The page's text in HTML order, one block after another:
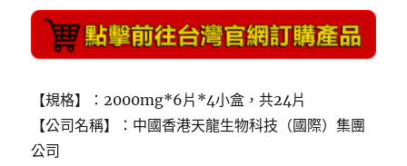
【規格】：2000mg*6片*4小盒，共24片
【公司名稱】：中國香港天龍生物科技（國際）集團
公司